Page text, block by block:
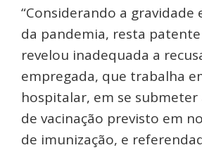
“Considerando a gravidade
da pandemia, resta
revelou inadequada a
empregada, que trabalha
hospitalar, em se
de vacinação previsto em
de imunização, e